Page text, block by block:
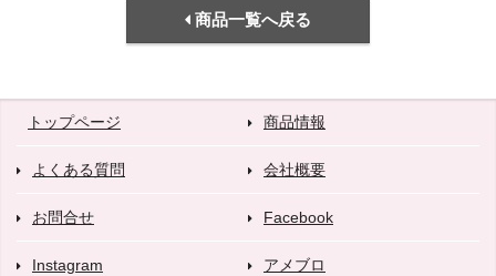
商品一覧へ戻る
トップページ 商品情報
よくある質問 会社概要
お問合せ Facebook
Instagram アメブロ